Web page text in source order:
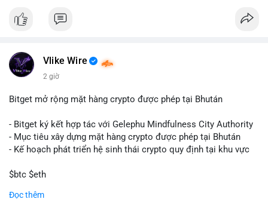
Vlike Wire
2 giờ
Bitget mở rộng mặt hàng crypto được phép tại Bhután
- Bitget ký kết hợp tác với Gelephu Mindfulness City Authority
- Mục tiêu xây dựng mặt hàng crypto được phép tại Bhután
- Kế hoạch phát triển hệ sinh thái crypto quy định tại khu vực
$btc $eth
Đọc thêm